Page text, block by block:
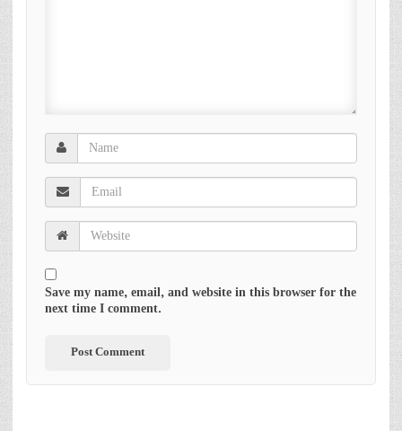
Save my name, email, and website in this browser for the
next time I comment.